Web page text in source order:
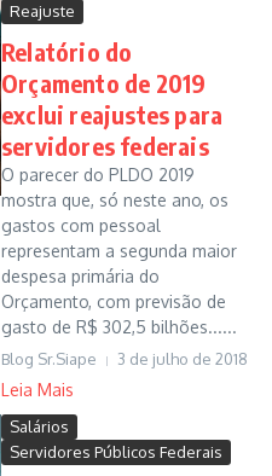
Reajuste
Relatório do
Orçamento de 2019
exclui reajustes para
servidores federais
O parecer do PLDO 2019
mostra que, só neste ano, os
gastos com pessoal
representam a segunda maior
despesa primária do
Orçamento, com previsão de
gasto de R$ 302,5 bilhões......
Blog Sr.Siape 3 de julho de 2018
Leia Mais
Salários
Servidores Públicos Federais